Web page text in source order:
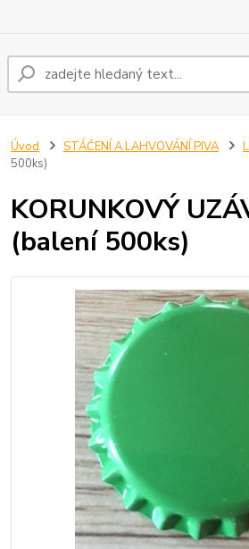
Úvod STÁČENÍ A LAHVOVÁNÍ PIVA
500ks)
KORUNKOVÝ
(balení 500ks)